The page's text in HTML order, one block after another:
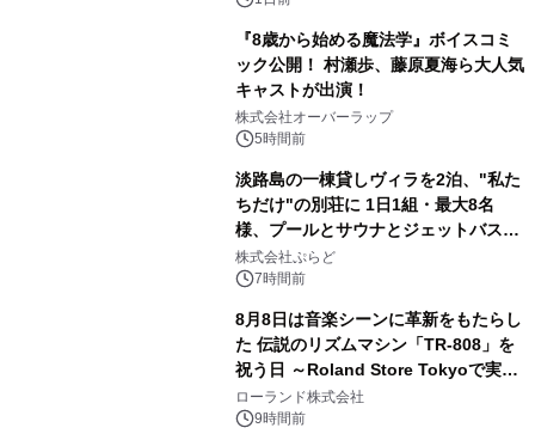
『8歳から始める魔法学』ボイスコミ
ック公開！ 村瀬歩、藤原夏海ら大人気
キャストが出演！
株式会社オーバーラップ
5時間前
淡路島の一棟貸しヴィラを2泊、"私た
ちだけ"の別荘に 1日1組・最大8名
様、プールとサウナとジェットバス付
きで Villa Mon Temps AWAJIの連泊
素泊りプラン
株式会社ぷらど
7時間前
8月8日は音楽シーンに革新をもたらし
た 伝説のリズムマシン「TR-808」を
祝う日 ～Roland Store Tokyoで実機
を展示しての 記念キャンペーンを開
催 英国ラジオ「NTS」の 特別プログ
ローランド株式会社
9時間前